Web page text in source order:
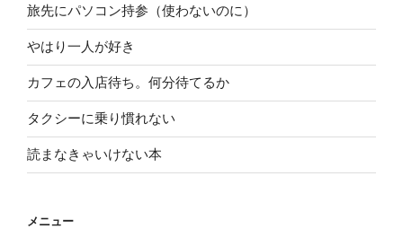
旅先にパソコン持参（使わないのに）
やはり一人が好き
カフェの入店待ち。何分待てるか
タクシーに乗り慣れない
読まなきゃいけない本
メニュー